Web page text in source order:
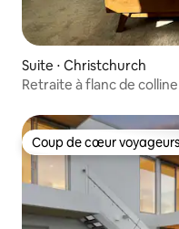
Suite ⋅ Christchurch
Retraite à flanc de
Coup de cœur voyageurs
Coup de cœur voyageurs